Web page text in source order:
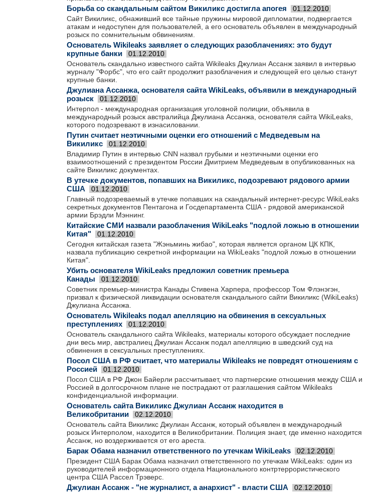
Борьба со скандальным сайтом Викиликс достигла апогея 01.12.2010
Сайт Викиликс, обнаживший все тайные пружины мировой дипломатии, подвергается
атакам и недоступен для пользователей, а его основатель объявлен в международный
розыск по сомнительным обвинениям.
Основатель Wikileaks заявляет о следующих разоблачениях: это будут
крупные банки
01.12.2010
Основатель скандально известного сайта Wikileaks Джулиан Ассанж заявил в интервью
журналу "Форбс", что его сайт продолжит разоблачения и следующей его целью станут
крупные банки.
Джулиана Ассанжа, основателя сайта WikiLeaks, объявили в международный
розыск
01.12.2010
Интерпол - международная организация уголовной полиции, объявила в
международный розыск австралийца Джулиана Ассанжа, основателя сайта WikiLeaks,
которого подозревают в изнасиловании.
Путин считает неэтичными оценки его отношений с Медведевым на
Викиликс
01.12.2010
Владимир Путин в интервью CNN назвал грубыми и неэтичными оценки его
взаимоотношений с президентом России Дмитрием Медведевым в опубликованных на
сайте Викиликс документах.
В утечке документов, попавших на Викиликс, подозревают рядового армии
США
01.12.2010
Главный подозреваемый в утечке попавших на скандальный интернет-ресурс WikiLeaks
секретных документов Пентагона и Госдепартамента США - рядовой американской
армии Брэдли Мэннинг.
Китайские СМИ назвали разоблачения WikiLeaks "подлой ложью в отношении
Китая"
01.12.2010
Сегодня китайская газета "Жэньминь жибао", которая является органом ЦК КПК,
назвала публикацию секретной информации на WikiLeaks "подлой ложью в отношении
Китая".
Убить основателя WikiLeaks предложил советник премьера
Канады
01.12.2010
Советник премьер-министра Канады Стивена Харпера, профессор Том Флэнэгэн,
призвал к физической ликвидации основателя скандального сайти Викиликс (WikiLeaks)
Джулиана Ассанжа.
Основатель Wikileaks подал апелляцию на обвинения в сексуальных
преступлениях
01.12.2010
Основатель скандального сайта Wikileaks, материалы которого обсуждает последние
дни весь мир, австралиец Джулиан Ассанж подал апелляцию в шведский суд на
обвинения в сексуальных преступлениях.
Посол США в РФ считает, что материалы Wikileaks не повредят отношениям с
Россией
01.12.2010
Посол США в РФ Джон Байерли рассчитывает, что партнерские отношения между США и
Россией в долгосрочном плане не пострадают от разглашения сайтом Wikileaks
конфиденциальной информации.
Основатель сайта Викиликс Джулиан Ассанж находится в
Великобритании
02.12.2010
Основатель сайта Викиликс Джулиан Ассанж, который объявлен в международный
розыск Интерполом, находится в Великобритании. Полиция знает, где именно находится
Ассанж, но воздерживается от его ареста.
Барак Обама назначил ответственного по утечкам WikiLeaks 02.12.2010
Президент США Барак Обама назначил ответственного по утечкам WikiLeaks: один из
руководителей информационного отдела Национального контртеррористического
центра США Рассел Трэверс.
Джулиан Ассанж - "не журналист, а анархист" - власти США 02.12.2010